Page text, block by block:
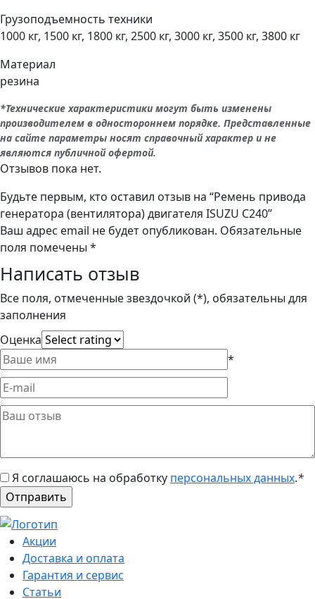
Грузоподъемность техники
1000 кг, 1500 кг, 1800 кг, 2500 кг, 3000 кг, 3500 кг, 3800 кг
Материал
резина
*Технические характеристики могут быть изменены
производителем в одностороннем порядке. Представленные
на сайте параметры носят справочный характер и не
являются публичной офертой.
Отзывов пока нет.
Будьте первым, кто оставил отзыв на “Ремень привода
генератора (вентилятора) двигателя ISUZU C240”
Ваш адрес email не будет опубликован. Обязательные
поля помечены *
Написать отзыв
Все поля, отмеченные звездочкой (*), обязательны для
заполнения
Оценка
*
Я соглашаюсь на обработку персональных данных.*
Акции
Доставка и оплата
Гарантия и сервис
Статьи